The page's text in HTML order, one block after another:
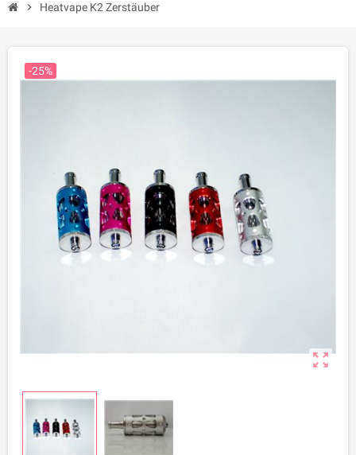
chevron_right Heatvape K2 Zerstäuber
zoom_out_map
-25%